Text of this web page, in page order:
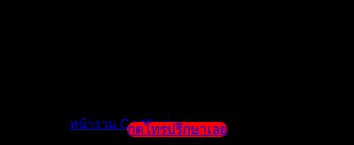
หน้ารวม Certificateกดโทรปรึกษาเลย